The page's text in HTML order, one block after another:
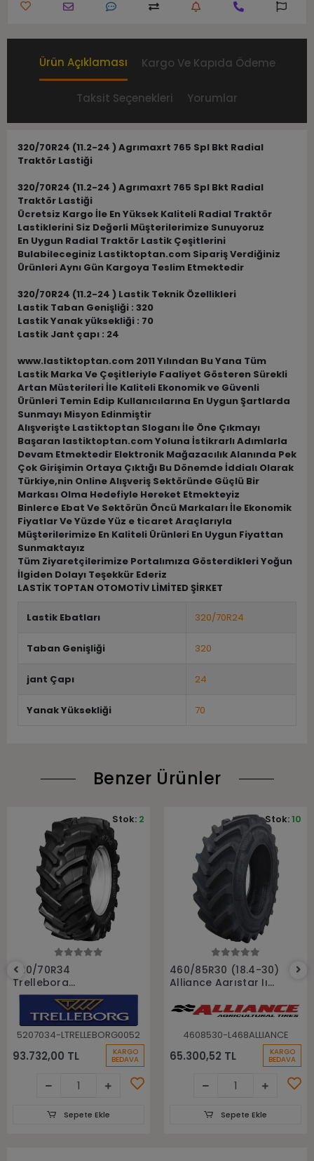
Ürün Açıklaması Kargo Ve Kapıda Ödeme
Taksit Seçenekleri Yorumlar
320/70R24 (11.2-24 ) Agrımaxrt 765 Spl Bkt Radial
Traktör Lastiği
320/70R24 (11.2-24 ) Agrımaxrt 765 Spl Bkt Radial
Traktör Lastiği
Ücretsiz Kargo İle En Yüksek Kaliteli Radial Traktör
Lastiklerini Siz Değerli Müşterilerimize Sunuyoruz
En Uygun Radial Traktör Lastik Çeşitlerini
Bulabileceginiz Lastiktoptan.com Sipariş Verdiğiniz
Ürünleri Aynı Gün Kargoya Teslim Etmektedir
320/70R24 (11.2-24 ) Lastik Teknik Özellikleri
Lastik Taban Genişliği : 320
Lastik Yanak yüksekliği : 70
Lastik Jant çapı : 24
www.lastiktoptan.com 2011 Yılından Bu Yana Tüm
Lastik Marka Ve Çeşitleriyle Faaliyet Gösteren Sürekli
Artan Müsterileri İle Kaliteli Ekonomik ve Güvenli
Ürünleri Temin Edip Kullanıcılarına En Uygun Şartlarda
Sunmayı Misyon Edinmiştir
Alışverişte Lastiktoptan Sloganı İle Öne Çıkmayı
Başaran lastiktoptan.com Yoluna İstikrarlı Adımlarla
Devam Etmektedir Elektronik Mağazacılık Alanında Pek
Çok Girişimin Ortaya Çıktığı Bu Dönemde İddialı Olarak
Türkiye,nin Online Alışveriş Sektöründe Güçlü Bir
Markası Olma Hedefiyle Hereket Etmekteyiz
Binlerce Ebat Ve Sektörün Öncü Markaları İle Ekonomik
Fiyatlar Ve Yüzde Yüz e ticaret Araçlarıyla
Müşterilerimize En Kaliteli Ürünleri En Uygun Fiyattan
Sunmaktayız
Tüm Ziyaretçilerimize Portalımıza Gösterdikleri Yoğun
İlgiden Dolayı Teşekkür Ederiz
LASTİK TOPTAN OTOMOTİV LİMİTED ŞİRKET
Lastik Ebatları 320/70R24
Taban Genişliği 320
jant Çapı 24
Yanak Yüksekliği 70
Benzer Ürünler
520/70R34
Trelleborg
148A8(148B) Tm700
Tl Radyal Traktör
Lastiği
5207034-LTRELLEBORG0052
93.732,00 TL KARGO
BEDAVA
Stok: 2
Sepete Ekle
Sepete Ekle
460/85R30 (18.4-30)
Alliance Agrıstar Iı
Traktör lastiği
4608530-L468ALLIANCE
65.300,52 TL KARGO
BEDAVA
Stok:10
Sepete Ekle